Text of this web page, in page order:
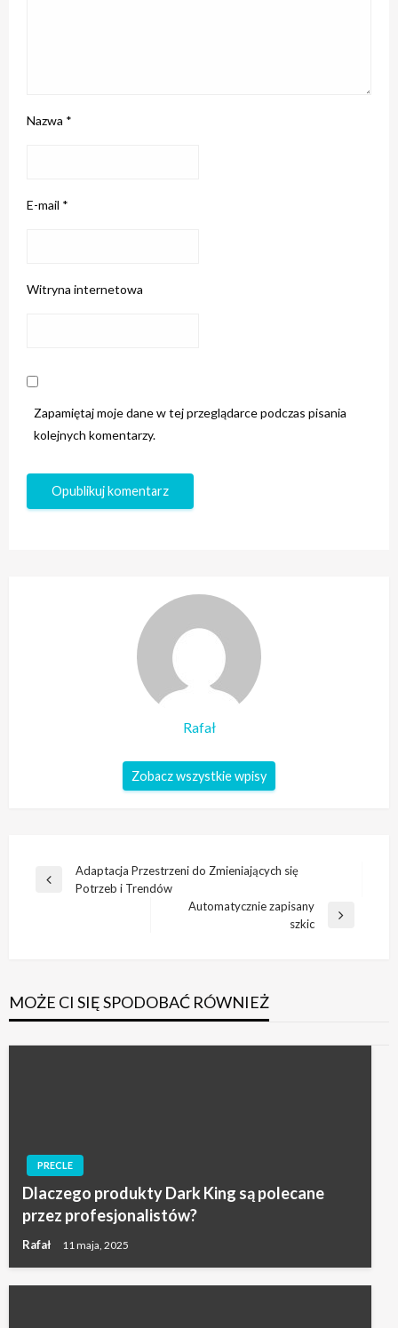
Nazwa *
E-mail *
Witryna internetowa
Zapamiętaj moje dane w tej przeglądarce podczas pisania
kolejnych komentarzy.
Rafał
Zobacz wszystkie wpisy
Nawigacja
wpisu
Poprzedni
Adaptacja Przestrzeni do Zmieniających się
Potrzeb i Trendów
Automatycznie zapisany
szkic
MOŻE CI SIĘ SPODOBAĆ RÓWNIEŻ
PRECLE
Dlaczego produkty Dark King są polecane
przez profesjonalistów?
Rafał 11 maja, 2025